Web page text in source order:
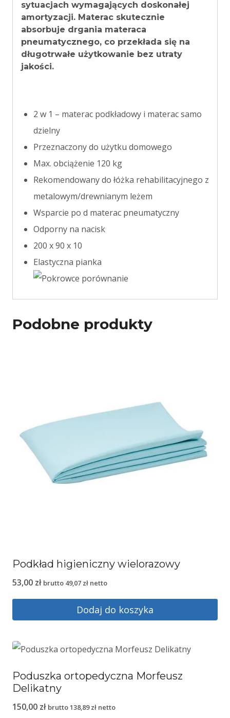
sytuacjach wymagających doskonałej
amortyzacji. Materac skutecznie
absorbuje drgania materaca
pneumatycznego, co przekłada się na
długotrwałe użytkowanie bez utraty
jakości.
2 w 1 – materac podkładowy i materac samo
dzielny
Przeznaczony do użytku domowego
Max. obciążenie 120 kg
Rekomendowany do łóżka rehabilitacyjnego z
metalowym/drewnianym leżem
Wsparcie po d materac pneumatyczny
Odporny na nacisk
200 x 90 x 10
Elastyczna pianka
Podobne produkty
Podkład higieniczny wielorazowy
53,00 zł brutto 49,07 zł netto
Dodaj do koszyka
Poduszka ortopedyczna Morfeusz
Delikatny
150,00 zł brutto138,89zł netto